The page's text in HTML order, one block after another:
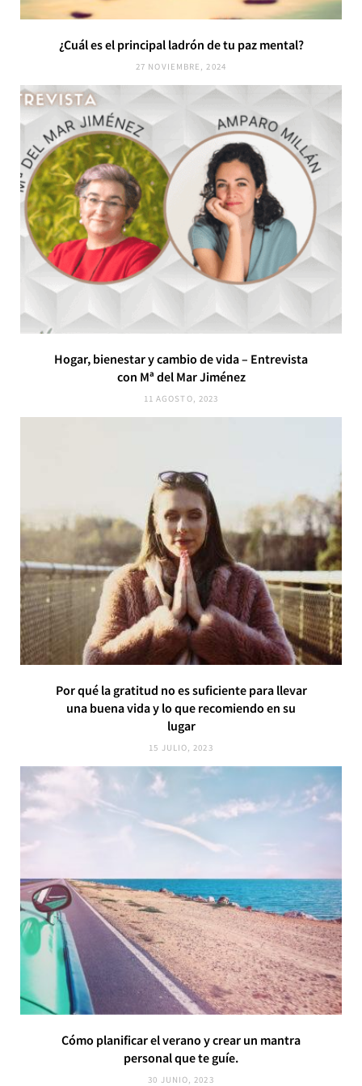
¿Cuál es el principal ladrón de tu paz mental?
27 NOVIEMBRE, 2024
Hogar, bienestar y cambio de vida – Entrevista
con Mª del Mar Jiménez
11 AGOSTO, 2023
Por qué la gratitud no es suficiente para llevar
una buena vida y lo que recomiendo en su
lugar
15 JULIO, 2023
Cómo planificar el verano y crear un mantra
personal que te guíe.
30 JUNIO, 2023